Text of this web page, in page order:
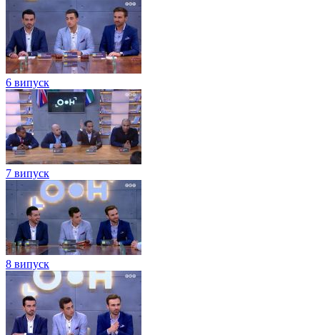
6 випуск
7 випуск
8 випуск